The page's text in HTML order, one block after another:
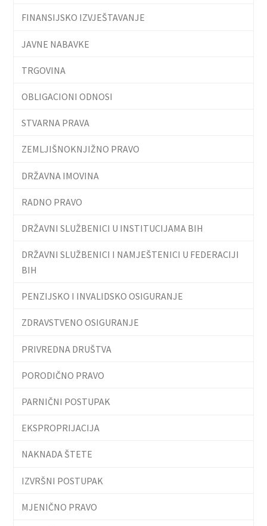
FINANSIJSKO IZVJEŠTAVANJE
JAVNE NABAVKE
TRGOVINA
OBLIGACIONI ODNOSI
STVARNA PRAVA
ZEMLJIŠNOKNJIŽNO PRAVO
DRŽAVNA IMOVINA
RADNO PRAVO
DRŽAVNI SLUŽBENICI U INSTITUCIJAMA BIH
DRŽAVNI SLUŽBENICI I NAMJEŠTENICI U FEDERACIJI
BIH
PENZIJSKO I INVALIDSKO OSIGURANJE
ZDRAVSTVENO OSIGURANJE
PRIVREDNA DRUŠTVA
PORODIČNO PRAVO
PARNIČNI POSTUPAK
EKSPROPRIJACIJA
NAKNADA ŠTETE
IZVRŠNI POSTUPAK
MJENIČNO PRAVO